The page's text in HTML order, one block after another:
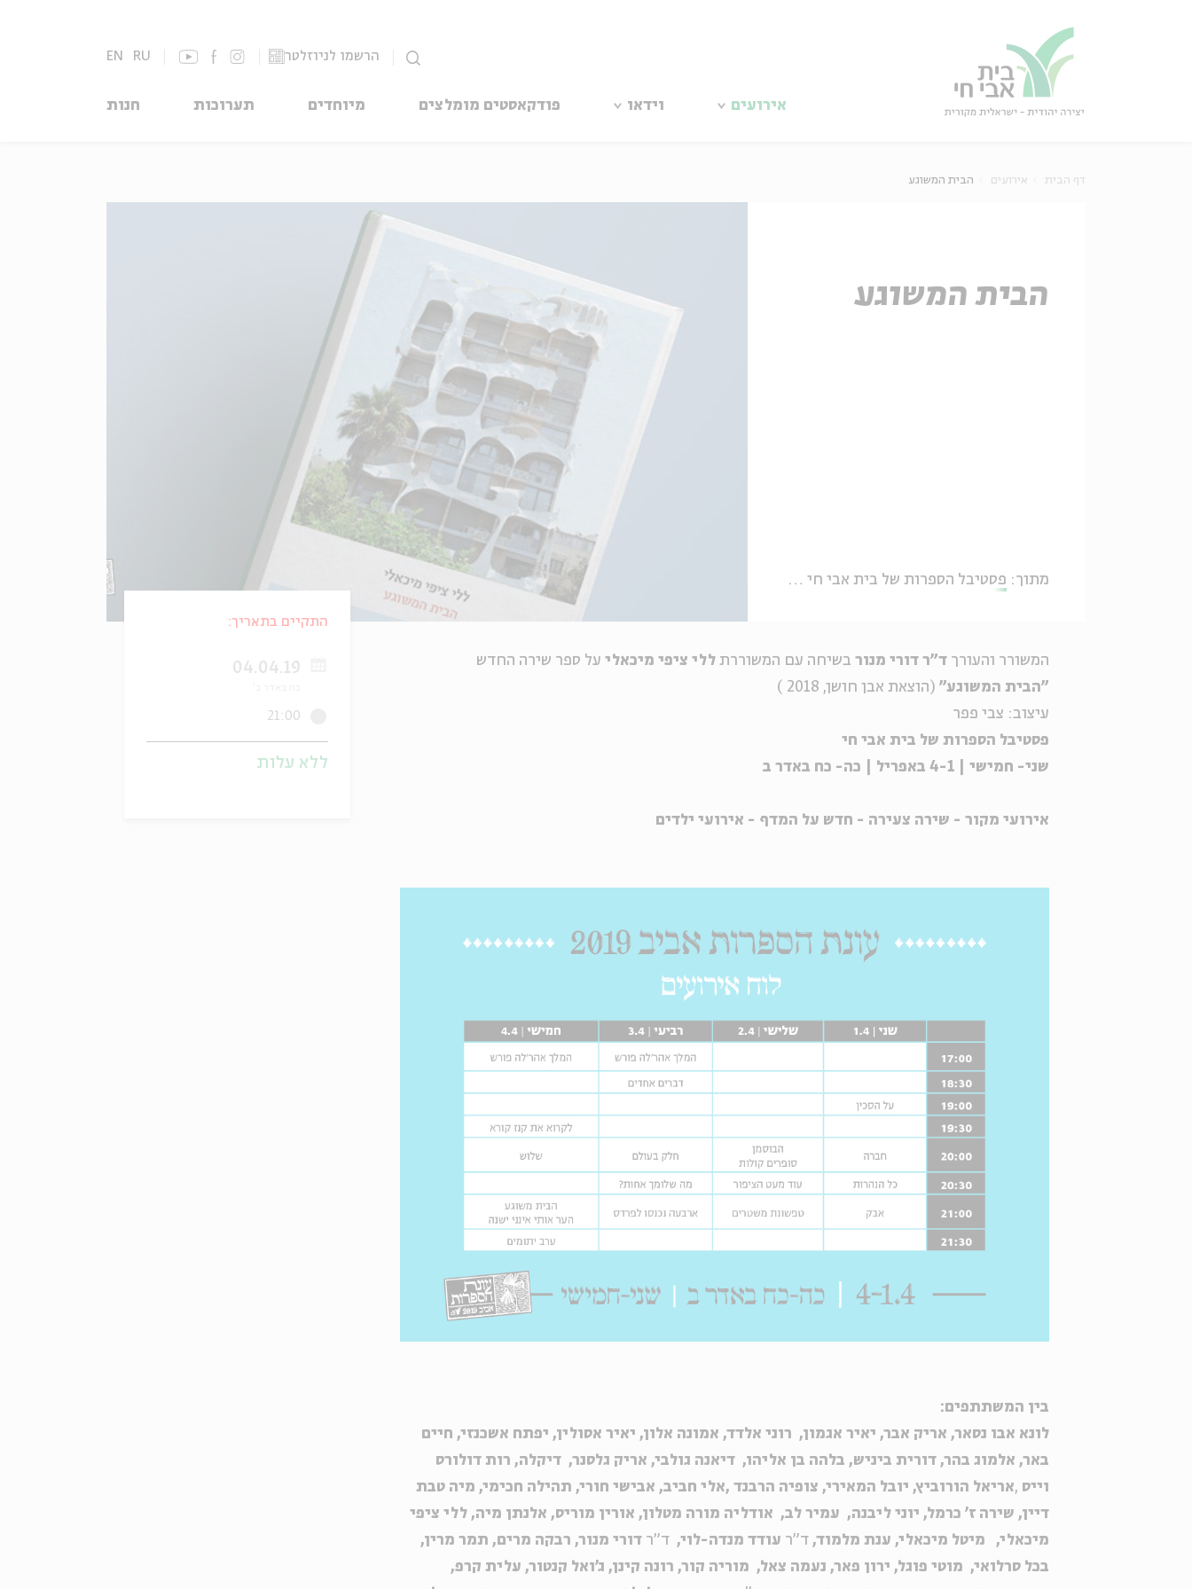
הרשמו לניוזלטר EN RU
אירועים וידאו פודקאסטים מומלצים מיוחדים תערוכות חנות
דף הבית אירועים הבית המשוגע
הבית המשוגע
מתוך: פסטיבל הספרות של בית אבי חי - אביב 2019
המשורר והעורך ד"ר דורי מנור בשיחה עם המשוררת ללי ציפי מיכאלי על ספר שירה החדש
"הבית המשוגע" (הוצאת אבן חושן, 2018 )
עיצוב: צבי פפר
פסטיבל הספרות של בית אבי חי
שני- חמישי | 4-1 באפריל | כה- כח באדר ב
אירועי מקור - שירה צעירה - חדש על המדף - אירועי ילדים
בין המשתתפים:
לונא אבו נסאר, אריק אבר, יאיר אגמון, רוני אלדד, אמונה אלון, יאיר אסולין, יפתח אשכנזי, חיים
באר, אלמוג בהר, דורית ביניש, בלהה בן אליהו, דיאנה גולבי, אריק גלסנר, דיקלה, רות דולורס
וייס ,אריאל הורוביץ, יובל המאירי, צופיה הרבנד ,אלי חביב, אבישי חורי, תהילה חכימי, מיה טבת
דיין, שירה ז' כרמל, יוני ליבנה, עמיר לב, אודליה מורה מטלון, אורין מוריס, אלנתן מיה, ללי ציפי
מיכאלי,
מיטל מיכאלי, ענת מלמוד, ד"ר עודד מנדה-לוי, ד"ר דורי מנור, רבקה מרים, תמר מרין,
בכל סרלואי, מוטי פוגל, ירון פאר, נעמה צאל, מוריה קור, רונה קינן, ג'ואל קנטור, עלית קרפ,
התקיים בתאריך:
04.04.19
21:00
ללא עלות